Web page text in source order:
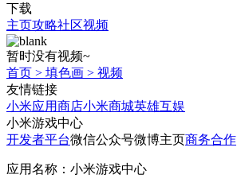
下载
主页攻略社区视频
暂时没有视频~
首页 > 填色画 > 视频
友情链接
小米应用商店小米商城英雄互娱
小米游戏中心
开发者平台微信公众号微博主页商务合作
应用名称：小米游戏中心